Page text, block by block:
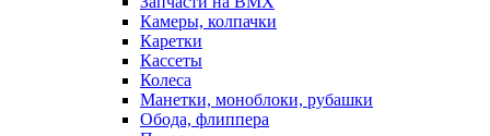
Камеры, колпачки
Каретки
Кассеты
Колеса
Манетки, моноблоки, рубашки
Обода, флиппера